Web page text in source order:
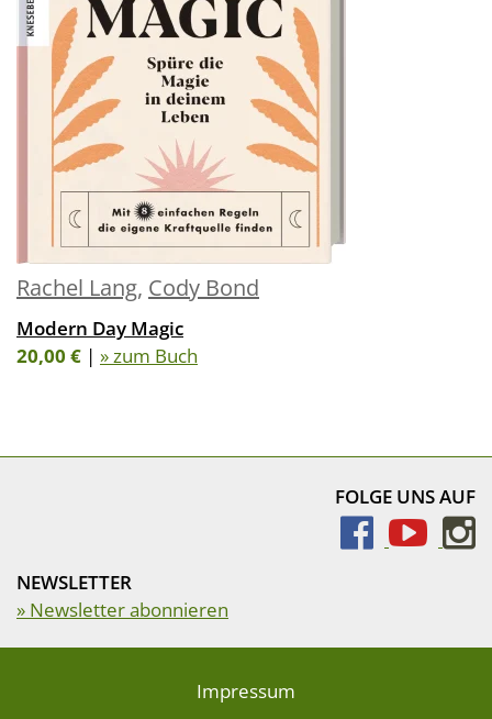
Rachel Lang, Cody Bond
Modern Day Magic
20,00 € | » zum Buch
FOLGE UNS AUF
NEWSLETTER
» Newsletter abonnieren
Impressum